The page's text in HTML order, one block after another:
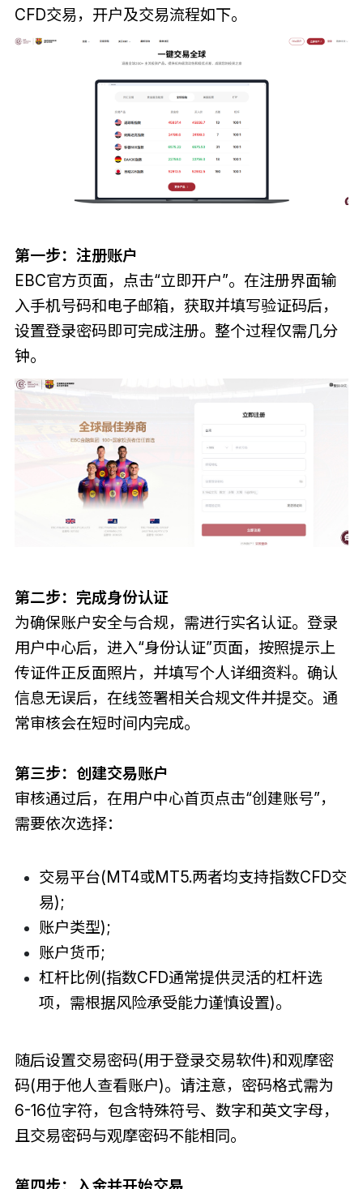
CFD交易，开户及交易流程如下。
第一步：注册账户
EBC官方页面，点击“立即开户”。在注册界面输
入手机号码和电子邮箱，获取并填写验证码后，
设置登录密码即可完成注册。整个过程仅需几分
钟。
第二步：完成身份认证
为确保账户安全与合规，需进行实名认证。登录
用户中心后，进入“身份认证”页面，按照提示上
传证件正反面照片，并填写个人详细资料。确认
信息无误后，在线签署相关合规文件并提交。通
常审核会在短时间内完成。
第三步：创建交易账户
审核通过后，在用户中心首页点击“创建账号”，
需要依次选择：
交易平台(MT4或MT5.两者均支持指数CFD交
易);
账户类型);
账户货币;
杠杆比例(指数CFD通常提供灵活的杠杆选
项，需根据风险承受能力谨慎设置)。
随后设置交易密码(用于登录交易软件)和观摩密
码(用于他人查看账户)。请注意，密码格式需为
6-16位字符，包含特殊符号、数字和英文字母，
且交易密码与观摩密码不能相同。